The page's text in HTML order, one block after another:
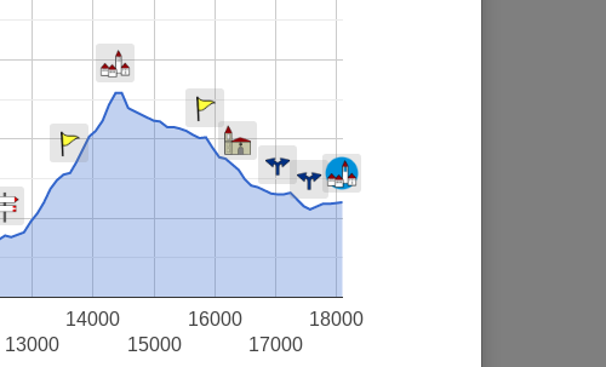
13000
14000
15000
16000
17000
18000